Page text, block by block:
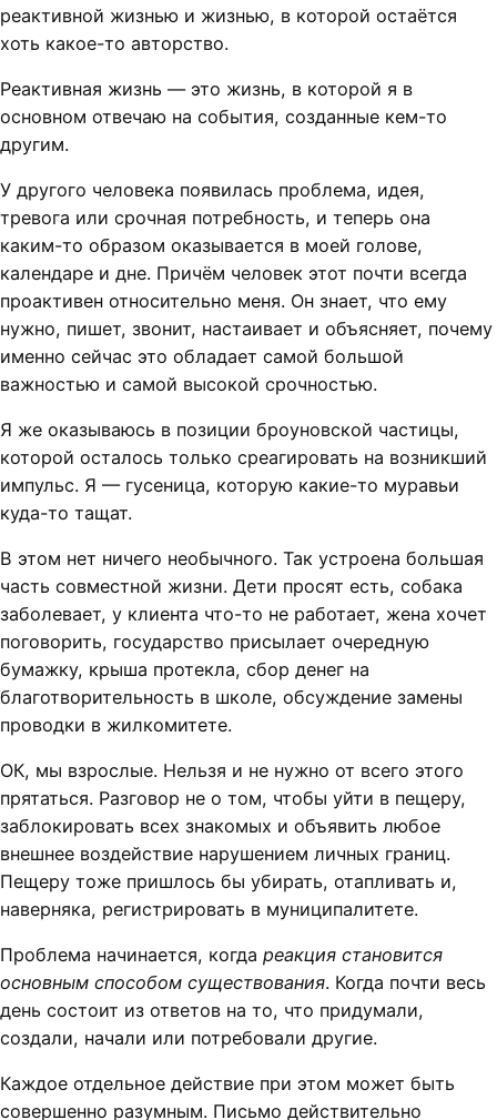
реактивной жизнью и жизнью, в которой остаётся
хоть какое-то авторство.
Реактивная жизнь — это жизнь, в которой я в
основном отвечаю на события, созданные кем-то
другим.
У другого человека появилась проблема, идея,
тревога или срочная потребность, и теперь она
каким-то образом оказывается в моей голове,
календаре и дне. Причём человек этот почти всегда
проактивен относительно меня. Он знает, что ему
нужно, пишет, звонит, настаивает и объясняет, почему
именно сейчас это обладает самой большой
важностью и самой высокой срочностью.
Я же оказываюсь в позиции броуновской частицы,
которой осталось только среагировать на возникший
импульс. Я — гусеница, которую какие-то муравьи
куда-то тащат.
В этом нет ничего необычного. Так устроена большая
часть совместной жизни. Дети просят есть, собака
заболевает, у клиента что-то не работает, жена хочет
поговорить, государство присылает очередную
бумажку, крыша протекла, сбор денег на
благотворительность в школе, обсуждение замены
проводки в жилкомитете.
ОК, мы взрослые. Нельзя и не нужно от всего этого
прятаться. Разговор не о том, чтобы уйти в пещеру,
заблокировать всех знакомых и объявить любое
внешнее воздействие нарушением личных границ.
Пещеру тоже пришлось бы убирать, отапливать и,
наверняка, регистрировать в муниципалитете.
Проблема начинается, когда реакция становится
основным способом существования. Когда почти весь
день состоит из ответов на то, что придумали,
создали, начали или потребовали другие.
Каждое отдельное действие при этом может быть
совершенно разумным. Письмо действительно